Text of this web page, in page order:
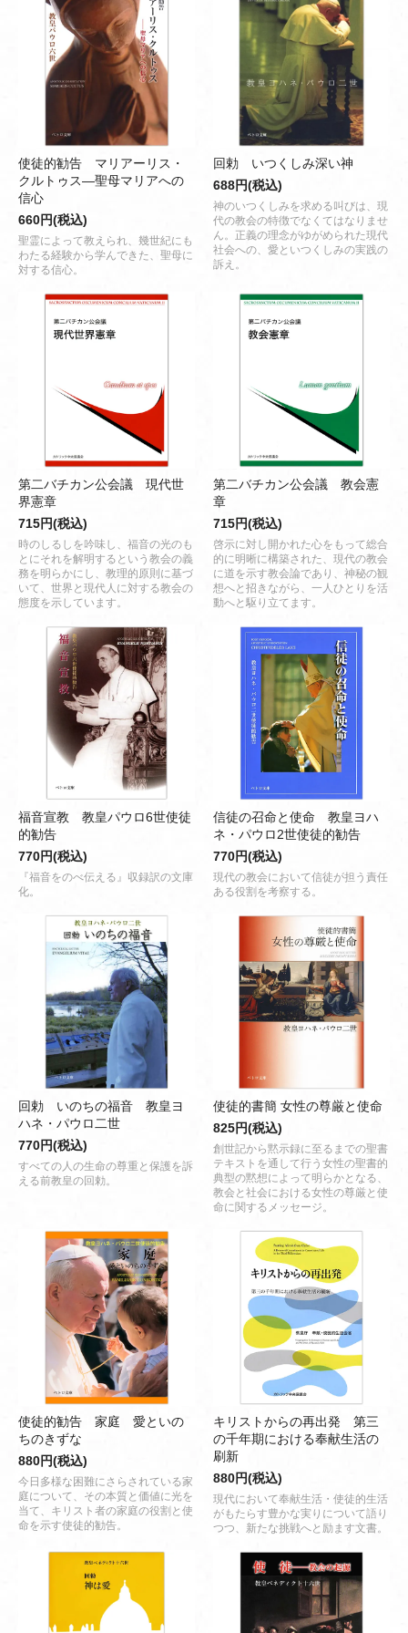
使徒的勧告 マリアーリス・
クルトゥス―聖母マリアへの
信心
660円(税込)
聖霊によって教えられ、幾世紀にも
わたる経験から学んできた、聖母に
対する信心。
回勅 いつくしみ深い神
688円(税込)
神のいつくしみを求める叫びは、現
代の教会の特徴でなくてはなりませ
ん。正義の理念がゆがめられた現代
社会への、愛といつくしみの実践の
訴え。
第二バチカン公会議 現代世
界憲章
715円(税込)
時のしるしを吟味し、福音の光のも
とにそれを解明するという教会の義
務を明らかにし、教理的原則に基づ
いて、世界と現代人に対する教会の
態度を示しています。
第二バチカン公会議 教会憲
章
715円(税込)
啓示に対し開かれた心をもって総合
的に明晰に構築された、現代の教会
に道を示す教会論であり、神秘の観
想へと招きながら、一人ひとりを活
動へと駆り立てます。
福音宣教 教皇パウロ6世使徒
的勧告
770円(税込)
『福音をのべ伝える』収録訳の文庫
化。
信徒の召命と使命 教皇ヨハ
ネ・パウロ2世使徒的勧告
770円(税込)
現代の教会において信徒が担う責任
ある役割を考察する。
回勅 いのちの福音 教皇ヨ
ハネ・パウロ二世
770円(税込)
すべての人の生命の尊重と保護を訴
える前教皇の回勅。
使徒的書簡 女性の尊厳と使命
825円(税込)
創世記から黙示録に至るまでの聖書
テキストを通して行う女性の聖書的
典型の黙想によって明らかとなる、
教会と社会における女性の尊厳と使
命に関するメッセージ。
使徒的勧告 家庭 愛といの
ちのきずな
880円(税込)
今日多様な困難にさらされている家
庭について、その本質と価値に光を
当て、キリスト者の家庭の役割と使
命を示す使徒的勧告。
キリストからの再出発 第三
の千年期における奉献生活の
刷新
880円(税込)
現代において奉献生活・使徒的生活
がもたらす豊かな実りについて語り
つつ、新たな挑戦へと励ます文書。